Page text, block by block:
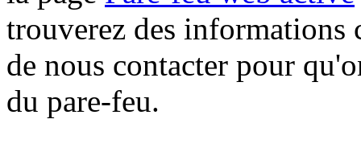
trouverez des informations
de nous contacter pour
du pare-feu.